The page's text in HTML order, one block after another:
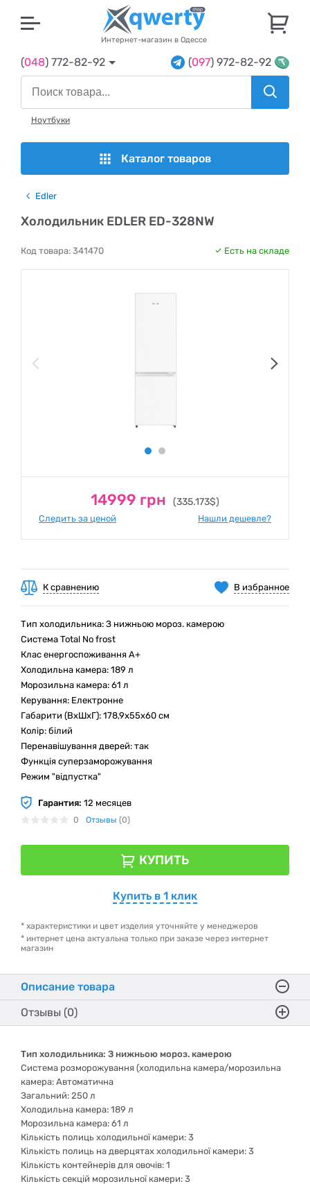
Интернет-магазин в Одессе
(048) 772-82-92 (097) 972-82-92
Ноутбуки
Каталог товаров
Edler
Холодильник EDLER ED-328NW
Код товара: 341470 Есть на складе
14999 грн (335.173$)
Следить за ценой Нашли дешевле?
В избранное
К сравнению
Тип холодильника: З нижньою мороз. камерою
Система Total No frost
Клас енергоспоживання А+
Холодильна камера: 189 л
Морозильна камера: 61 л
Керування: Електронне
Габарити (ВхШхГ): 178,9x55x60 см
Колір: білий
Перенавішування дверей: так
Функція суперзаморожування
Режим "відпустка"
Гарантия: 12 месяцев
0 Отзывы (0)
КУПИТЬ
Купить в 1 клик
* характеристики и цвет изделия уточняйте у менеджеров
* интернет цена актуальна только при заказе через интернет
магазин
Описание товара
Отзывы (0)
Тип холодильника: З нижньою мороз. камерою
Система розморожування (холодильна камера/морозильна
камера: Автоматична
Загальний: 250 л
Холодильна камера: 189 л
Морозильна камера: 61 л
Кількість полиць холодильної камери: 3
Кількість полиць на дверцятах холодильної камери: 3
Кількість контейнерів для овочів: 1
Кількість секцій морозильної камери: 3